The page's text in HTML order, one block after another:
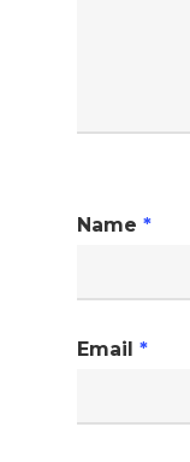
Name *
Email *